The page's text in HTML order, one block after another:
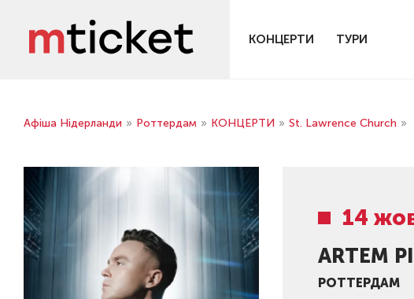
КОНЦЕРТИ ТУРИ
Афіша Нідерланди » Роттердам » КОНЦЕРТИ » St. Lawrence Church »
14
ARTEM
РОТТЕРДАМ